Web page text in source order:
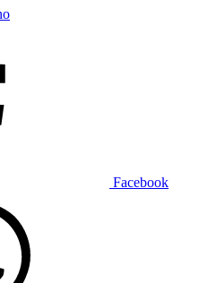
Facebook